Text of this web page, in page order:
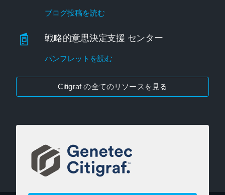
ブログ投稿を読む
戦略的意思決定支援 センター
パンフレットを読む
Citigraf の全てのリソースを見る